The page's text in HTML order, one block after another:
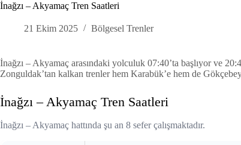
İnağzı – Akyamaç Tren Saatleri
21 Ekim 2025 Bölgesel Trenler
İnağzı – Akyamaç arasındaki yolculuk 07:40’ta başlıyor ve
Zonguldak’tan kalkan trenler hem Karabük’e hem de
İnağzı – Akyamaç Tren Saatleri
İnağzı – Akyamaç hattında şu an 8 sefer çalışmaktadır.